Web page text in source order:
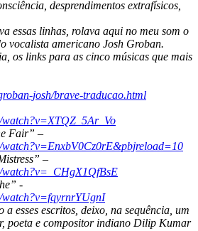
desprendimentos extrafísicos,
essas linhas, rolava aqui no meu som o
vocalista americano Josh Groban.
os links para as cinco músicas que mais
josh/brave-traducao.html
Fair” –
watch?v=EnxbV0Cz0rE&pbjreload=10
–
-
watch?v=fqyrnrYUgnI
esses escritos, deixo, na sequência, um
poeta e compositor indiano Dilip Kumar